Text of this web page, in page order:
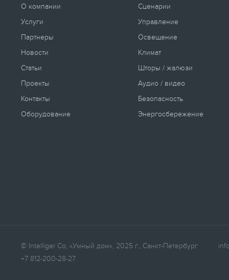
О компании
Услуги
Партнеры
Новости
Статьи
Проекты
Контакты
Оборудование
Сценарии
Управление
Освещение
Климат
Шторы / жалюзи
Аудио / видео
Безопасность
Энергосбережение
© Intelliger Co, «Умный дом», 2025 г., Санкт-Петербург
+7 812-200-28-27